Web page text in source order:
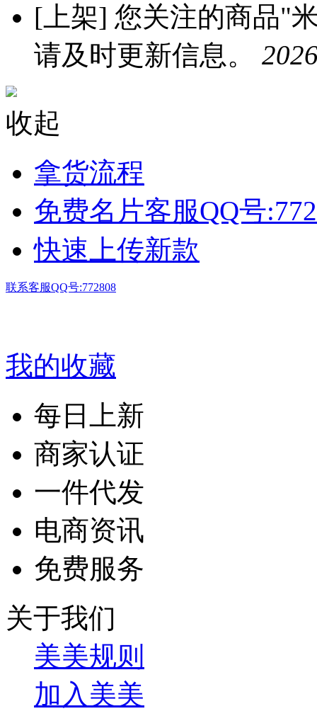
[上架] 您关注的商品"
请及时更新信息。
收起
拿货流程
免费名片客服QQ号
快速上传新款
联系客服QQ号:772808
我的收藏
每日上新
商家认证
一件代发
电商资讯
免费服务
关于我们
美美规则
加入美美